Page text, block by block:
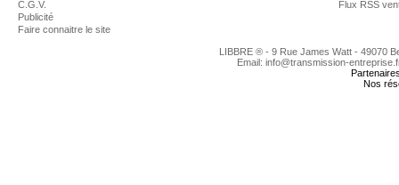
C.G.V.
Publicité
Faire connaitre le site
Flux RSS
LIBBRE ® - 9 Rue James Watt - 49070
Email: info@transmission-
Nos